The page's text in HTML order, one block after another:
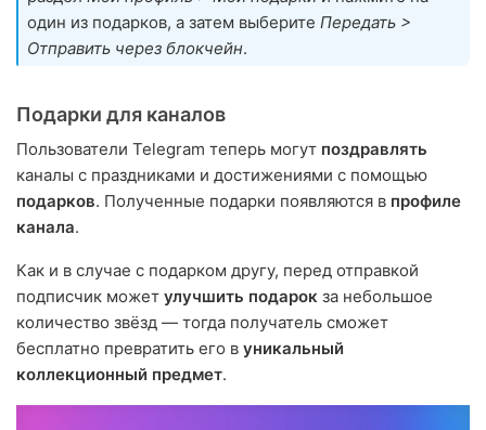
один из подарков, а затем выберите Передать >
Отправить через блокчейн.
Подарки для каналов
Пользователи Telegram теперь могут поздравлять
каналы с праздниками и достижениями с помощью
подарков. Полученные подарки появляются в профиле
канала.
Как и в случае с подарком другу, перед отправкой
подписчик может улучшить подарок за небольшое
количество звёзд — тогда получатель сможет
бесплатно превратить его в уникальный
коллекционный предмет.